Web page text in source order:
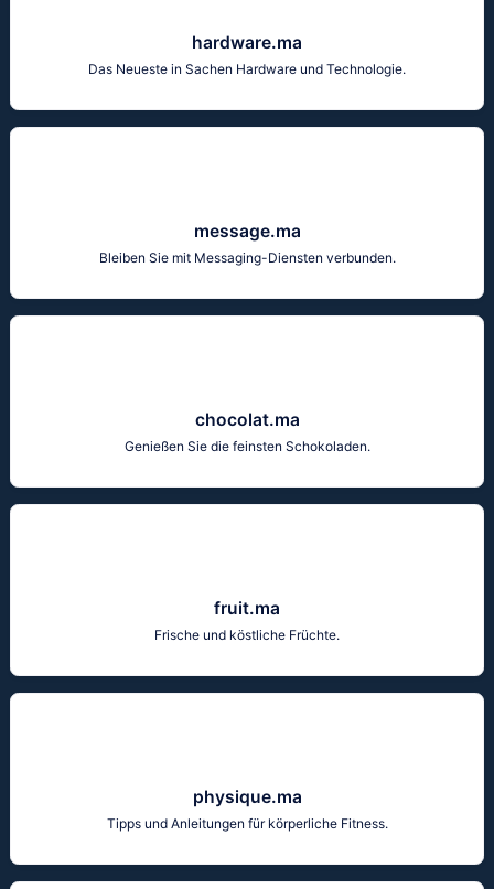
hardware.ma
Das Neueste in Sachen Hardware und Technologie.
message.ma
Bleiben Sie mit Messaging-Diensten verbunden.
chocolat.ma
Genießen Sie die feinsten Schokoladen.
fruit.ma
Frische und köstliche Früchte.
physique.ma
Tipps und Anleitungen für körperliche Fitness.